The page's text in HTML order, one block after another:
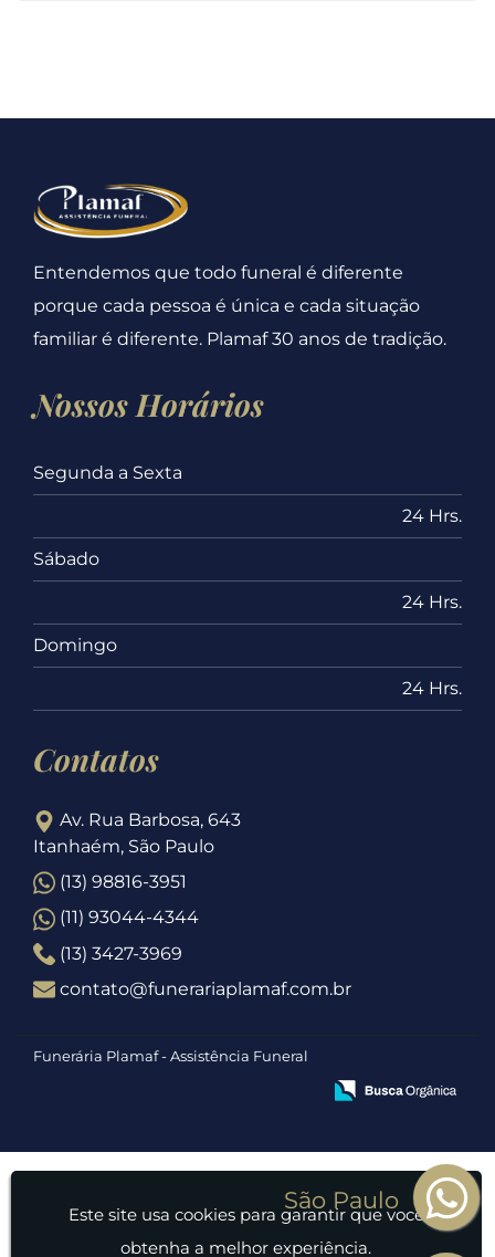
Entendemos que todo funeral é diferente
porque cada pessoa é única e cada situação
familiar é diferente. Plamaf 30 anos de tradição.
Nossos Horários
Segunda a Sexta
24 Hrs.
Sábado
24 Hrs.
Domingo
24 Hrs.
Contatos
Av. Rua Barbosa, 643
Itanhaém, São Paulo
(13) 98816-3951
(11) 93044-4344
(13) 3427-3969
contato@funerariaplamaf.com.br
Funerária Plamaf - Assistência Funeral
Este site usa cookies para garantir que você
obtenha a melhor experiência.